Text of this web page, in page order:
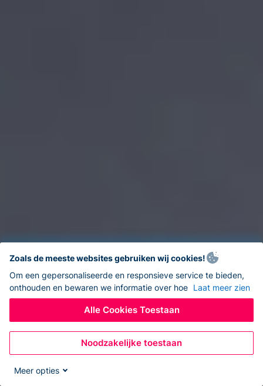
Zoals de meeste websites gebruiken wij cookies!
Om een gepersonaliseerde en responsieve service te bieden,
onthouden en bewaren we informatie over hoe Laat meer zien
Alle Cookies Toestaan
Noodzakelijke toestaan
Meer opties